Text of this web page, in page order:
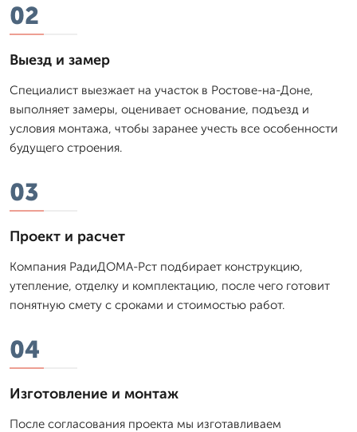
02
Выезд и замер
Специалист выезжает на участок в Ростове-на-Доне,
выполняет замеры, оценивает основание, подъезд и
условия монтажа, чтобы заранее учесть все особенности
будущего строения.
03
Проект и расчет
Компания РадиДОМА-Рст подбирает конструкцию,
утепление, отделку и комплектацию, после чего готовит
понятную смету с сроками и стоимостью работ.
04
Изготовление и монтаж
После согласования проекта мы изготавливаем